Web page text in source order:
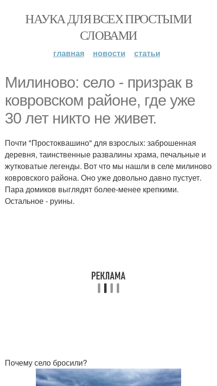
НАУКА ДЛЯ ВСЕХ ПРОСТЫМИ
СЛОВАМИ
главная новости статьи
Милиново: село - призрак в
ковровском районе, где уже
30 лет никто не живет.
Почти "Простоквашино" для взрослых: заброшенная
деревня, таинственные развалины храма, печальные и
жутковатые легенды. Вот что мы нашли в селе милиново
ковровского района. Оно уже довольно давно пустует.
Пара домиков выглядят более-менее крепкими.
Остальное - руины.
Почему село бросили?